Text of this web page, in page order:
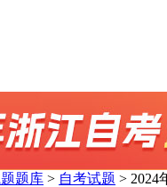
题库 > 自考试题 > ​2024